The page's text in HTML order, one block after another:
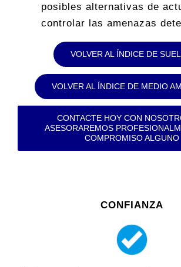
posibles alternativas de
controlar las amenazas
VOLVER AL ÍNDICE DE
VOLVER AL ÍNDICE DE MEDIO
CONTACTE HOY CON
ASESORAREMOS
COMPROMISO ALGUNO
CONFIANZA